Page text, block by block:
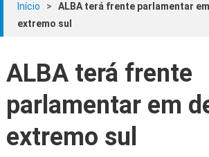
Início >
ALBA terá frente parlamentar
extremo sul
ALBA terá frente
parlamentar em
extremo sul